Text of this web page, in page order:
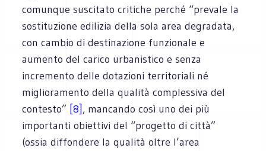
comunque suscitato critiche perché “prevale la
sostituzione edilizia della sola area degradata,
con cambio di destinazione funzionale e
aumento del carico urbanistico e senza
incremento delle dotazioni territoriali né
miglioramento della qualità complessiva del
contesto” [8], mancando così uno dei più
importanti obiettivi del “progetto di città”
(ossia diffondere la qualità oltre l’area